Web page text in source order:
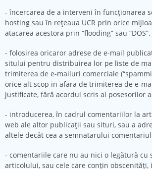
- încercarea de a interveni în funcţionarea
hosting sau în reţeaua UCR prin orice
atacarea acestora prin “flooding” sau “DOS”.
- folosirea oricaror adrese de e-mail
sitului pentru distribuirea lor pe liste de
trimiterea de e-mailuri comerciale
orice alt scop in afara de trimiterea de e-
justificate, fără acordul scris al posesorilor
- introducerea, în cadrul comentariilor la
web ale altor publicaţii sau situri, sau a
altele decât cea a semnatarului
- comentariile care nu au nici o legătură cu
articolului, sau cele care conţin obscenităţi,